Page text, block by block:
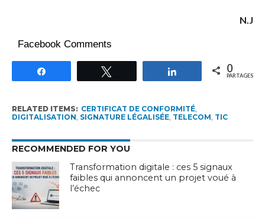
N.J
Facebook Comments
Partagez 0
PARTAGES
RELATED ITEMS: CERTIFICAT DE CONFORMITÉ,
DIGITALISATION, SIGNATURE LÉGALISÉE, TELECOM, TIC
RECOMMENDED FOR YOU
Transformation digitale : ces 5 signaux
faibles qui annoncent un projet voué à
l’échec